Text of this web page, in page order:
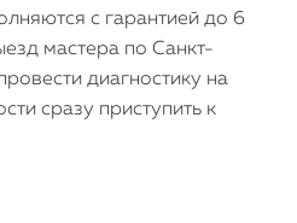
с гарантией до 6
мастера по Санкт-
диагностику на
сразу приступить к